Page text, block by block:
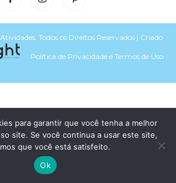
Todos os Direitos Reservados | Criado
Política de Privacidade e Termos de Uso
para garantir que você tenha a melhor
site. Se você continua a usar este site,
que você está satisfeito.
Ok